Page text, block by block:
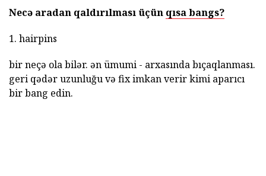
Necə aradan qaldırılması üçün qısa bangs?
1. hairpins
bir neçə ola bilər. ən ümumi - arxasında bıçaqlanması.
geri qədər uzunluğu və fix imkan verir kimi aparıcı
bir bang edin.